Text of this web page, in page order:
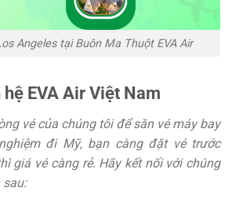
Angeles tại Buôn Ma Thuột EVA Air
EVA Air Việt Nam
vé của chúng tôi để săn vé máy bay
đi Mỹ, bạn càng đặt vé trước
giá vé càng rẻ. Hãy kết nối với chúng
sau: